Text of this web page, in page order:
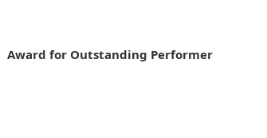
Award for Outstanding Performer